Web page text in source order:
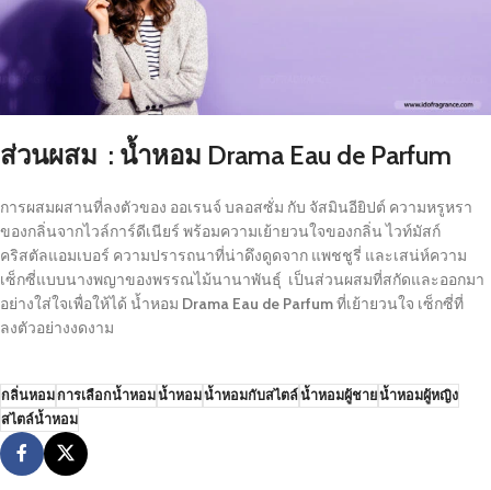
ส่วนผสม : น้ำหอม Drama Eau de Parfum
การผสมผสานที่ลงตัวของ ออเรนจ์ บลอสซั่ม กับ จัสมินอียิปต์ ความหรูหรา
ของกลิ่นจากไวล์การ์ดีเนียร์ พร้อมความเย้ายวนใจของกลิ่น ไวท์มัสก์
คริสตัลแอมเบอร์ ความปรารถนาที่น่าดึงดูดจาก แพชชูรี่ และเสน่ห์ความ
เซ็กซี่แบบนางพญาของพรรณไม้นานาพันธุ์ เป็นส่วนผสมที่สกัดและออกมา
อย่างใส่ใจเพื่อให้ได้ น้ำหอม Drama Eau de Parfumที่เย้ายวนใจ เซ็กซี่ที่
ลงตัวอย่างงดงาม
กลิ่นหอมการเลือกน้ำหอมน้ำหอมน้ำหอมกับสไตล์น้ำหอมผู้ชายน้ำหอมผู้หญิง
สไตล์น้ำหอม